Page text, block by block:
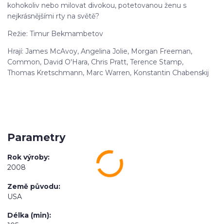
kohokoliv nebo milovat divokou, potetovanou ženu s
nejkrásnějšími rty na světě?
Režie: Timur Bekmambetov
Hrají: James McAvoy, Angelina Jolie, Morgan Freeman,
Common, David O'Hara, Chris Pratt, Terence Stamp,
Thomas Kretschmann, Marc Warren, Konstantin Chabenskij
Parametry
Rok výroby
2008
Země původu
USA
Délka (min)